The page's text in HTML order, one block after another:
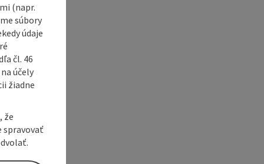
(napr.
súbory
údaje
čl. 46
účely
žiadne
že
spravovať